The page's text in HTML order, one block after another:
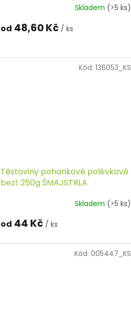
Skladem (>5 ks)
od 48,60 Kč / ks
Těstoviny pohankové polévkové
bezl. 250g ŠMAJSTRLA
Skladem (>5 ks)
od 44 Kč / ks
Kód: 136053_KS
Kód: 005447_KS